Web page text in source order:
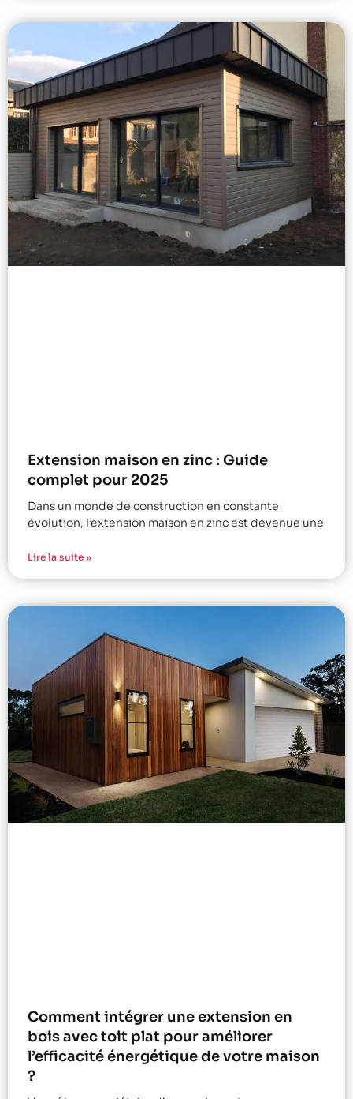
Extension maison en zinc : Guide
complet pour 2025
Dans un monde de construction en constante
évolution, l’extension maison en zinc est devenue une
Lire la suite »
Comment intégrer une extension en
bois avec toit plat pour améliorer
l’efficacité énergétique de votre maison
?